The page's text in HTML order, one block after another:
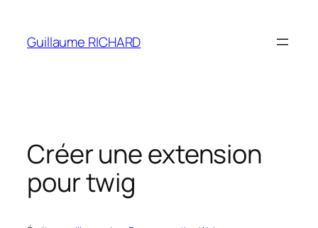
contenu
Guillaume RICHARD
Créer une extension
pour twig